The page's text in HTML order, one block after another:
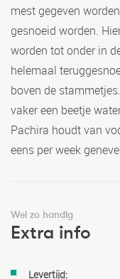
mest gegeven
gesnoeid worden.
worden tot onder in
helemaal
boven de
vaker een beetje
Pachira houdt van
eens per week
Wel zo handig
Extra info
Meer